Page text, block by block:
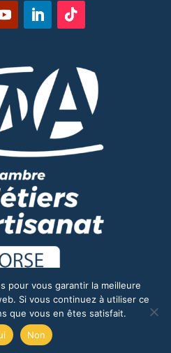
pour vous garantir la meilleure
Si vous continuez à utiliser ce
que vous en êtes satisfait.
Non